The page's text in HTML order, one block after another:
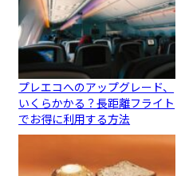
プレエコへのアップグレード、
いくらかかる？長距離フライト
でお得に利用する方法